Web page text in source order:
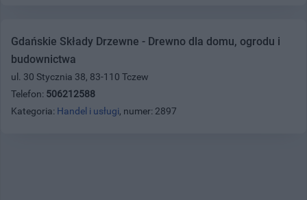
Gdańskie Składy Drzewne - Drewno dla domu, ogrodu i
budownictwa
ul. 30 Stycznia 38, 83-110 Tczew
Telefon: 506212588
Kategoria: Handel i usługi, numer: 2897